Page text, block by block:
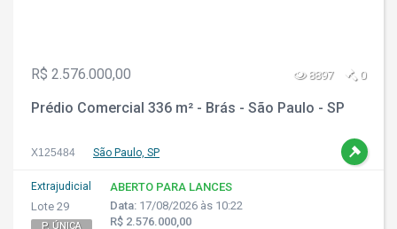
R$ 2.576.000,00 8897 0
Prédio Comercial 336 m² - Brás - São Paulo - SP
X125484 São Paulo, SP
Extrajudicial
Lote 29
P. ÚNICA
ABERTO PARA LANCES
Data: 17/08/2026 às 10:22
R$ 2.576.000,00